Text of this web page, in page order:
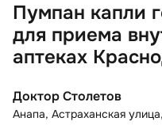
Пумпан капли
для приема
аптеках
Доктор Столетов
Анапа, Астраханская